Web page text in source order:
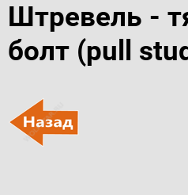
Штревель -
болт (pull